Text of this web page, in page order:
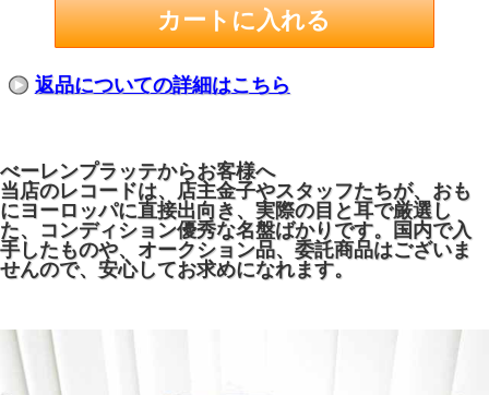
返品についての詳細はこちら
べーレンプラッテからお客様へ
当店のレコードは、店主金子やスタッフたちが、おも
にヨーロッパに直接出向き、実際の目と耳で厳選し
た、コンディション優秀な名盤ばかりです。国内で入
手したものや、オークション品、委託商品はございま
せんので、安心してお求めになれます。